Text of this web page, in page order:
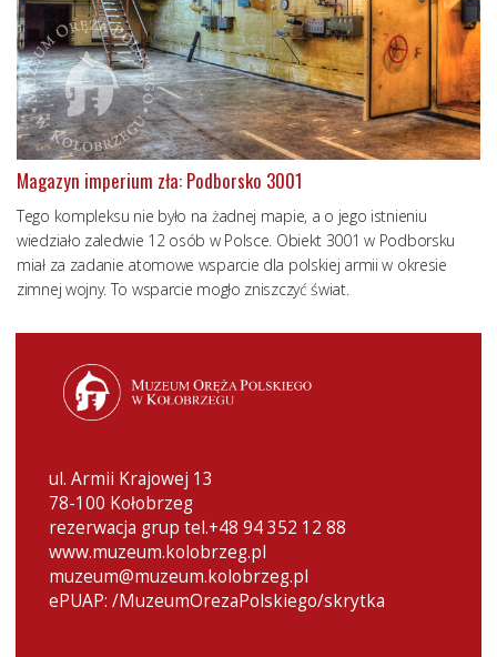
Magazyn imperium zła: Podborsko 3001
Tego kompleksu nie było na żadnej mapie, a o jego istnieniu
wiedziało zaledwie 12 osób w Polsce. Obiekt 3001 w Podborsku
miał za zadanie atomowe wsparcie dla polskiej armii w okresie
zimnej wojny. To wsparcie mogło zniszczyć świat.
ul. Armii Krajowej 13
78-100 Kołobrzeg
rezerwacja grup tel.+48 94 352 12 88
www.muzeum.kolobrzeg.pl
muzeum@muzeum.kolobrzeg.pl
ePUAP: /MuzeumOrezaPolskiego/skrytka